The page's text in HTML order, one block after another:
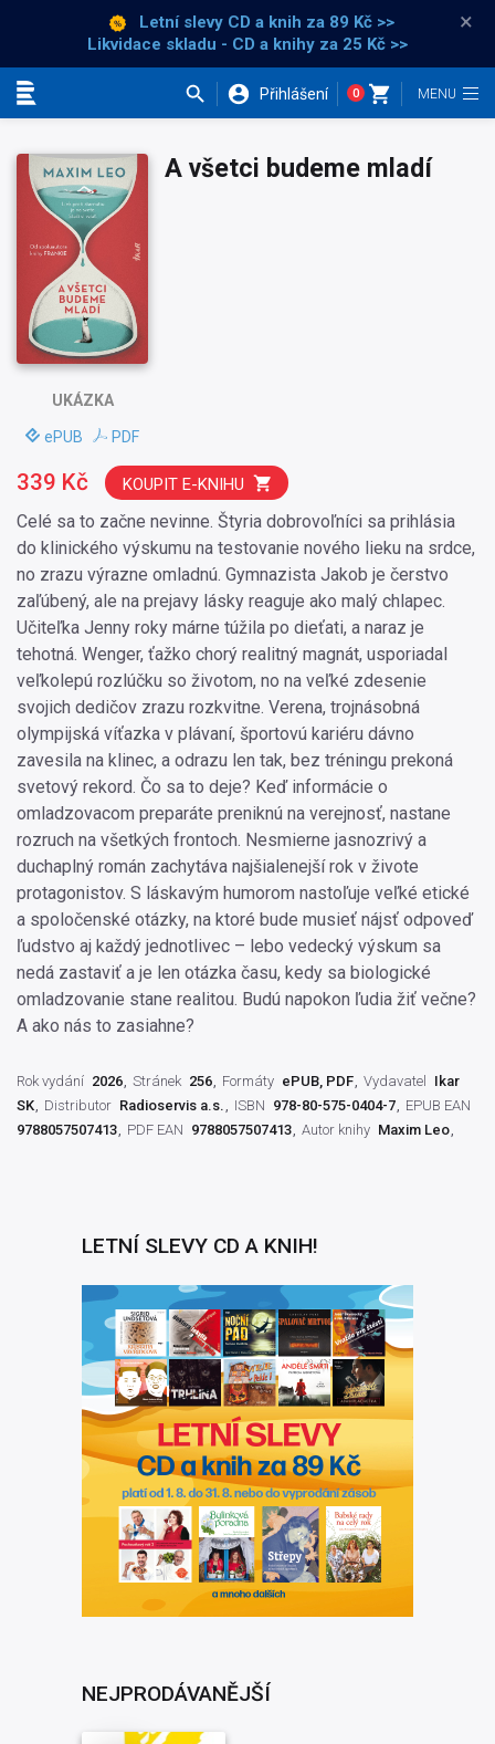
Letní slevy CD a knih za 89 Kč >>
Likvidace skladu - CD a knihy za 25 Kč >>
×
Přihlášení 0
UKÁZKA
ePUB PDF
A všetci budeme mladí
Celé sa to začne nevinne. Štyria dobrovoľníci sa prihlásia
do klinického výskumu na testovanie nového lieku na srdce,
no zrazu výrazne omladnú. Gymnazista Jakob je čerstvo
zaľúbený, ale na prejavy lásky reaguje ako malý chlapec.
Učiteľka Jenny roky márne túžila po dieťati, a naraz je
tehotná. Wenger, ťažko chorý realitný magnát, usporiadal
veľkolepú rozlúčku so životom, no na veľké zdesenie
svojich dedičov zrazu rozkvitne. Verena, trojnásobná
olympijská víťazka v plávaní, športovú kariéru dávno
zavesila na klinec, a odrazu len tak, bez tréningu prekoná
svetový rekord. Čo sa to deje? Keď informácie o
omladzovacom preparáte preniknú na verejnosť, nastane
rozruch na všetkých frontoch. Nesmierne jasnozrivý a
duchaplný román zachytáva najšialenejší rok v živote
protagonistov. S láskavým humorom nastoľuje veľké etické
a spoločenské otázky, na ktoré bude musieť nájsť odpoveď
ľudstvo aj každý jednotlivec – lebo vedecký výskum sa
nedá zastaviť a je len otázka času, kedy sa biologické
omladzovanie stane realitou. Budú napokon ľudia žiť večne?
A ako nás to zasiahne?
339 Kč KOUPIT E-KNIHU
Rok vydání 2026 Stránek 256 Formáty ePUB, PDF Vydavatel
Ikar
SK
Distributor Radioservis a.s. ISBN 978-80-575-0404-7
EPUB EAN
9788057507413
PDF EAN 9788057507413 Autor knihy Maxim Leo
LETNÍ SLEVY CD A KNIH!
NEJPRODÁVANĚJŠÍ